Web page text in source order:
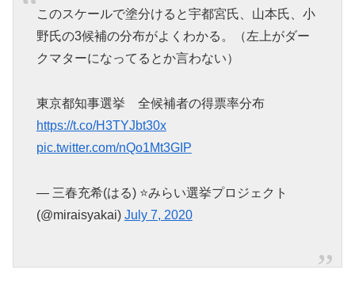
このスケールで塗分けると宇都宮氏、山本氏、小
野氏の3候補の分布がよくわかる。（左上がダー
クマターになってるとか言わない）
東京都知事選挙 全候補者の得票率分布
https://t.co/H3TYJbt30x
pic.twitter.com/nQo1Mt3GIP
— 三春充希(はる) ⭐みらい選挙プロジェクト
(@miraisyakai) July 7, 2020